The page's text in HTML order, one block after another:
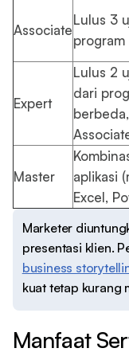
Associate
Lulus 3
Expert
Lulus 2
dari
Master
aplikasi
Excel,
Marketer
presentasi klien.
business
kuat tetap kurang
Manfaat